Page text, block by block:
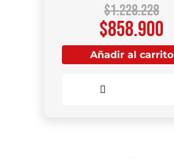
$1.228.228
$858.900
Añadir al carrito